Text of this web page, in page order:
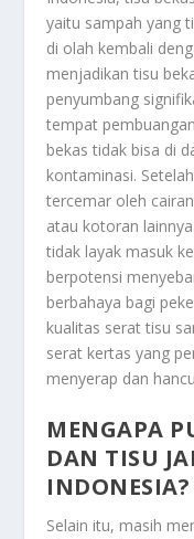
yaitu sampah yang
di olah kembali
menjadikan tisu
penyumbang
tempat
bekas tidak bisa di
kontaminasi.
tercemar oleh
atau kotoran
tidak layak masuk
berpotensi
berbahaya bagi
kualitas serat tisu
serat kertas yang
menyerap dan
MENGAPA
DAN TISU
INDONESIA?
Selain itu, masih